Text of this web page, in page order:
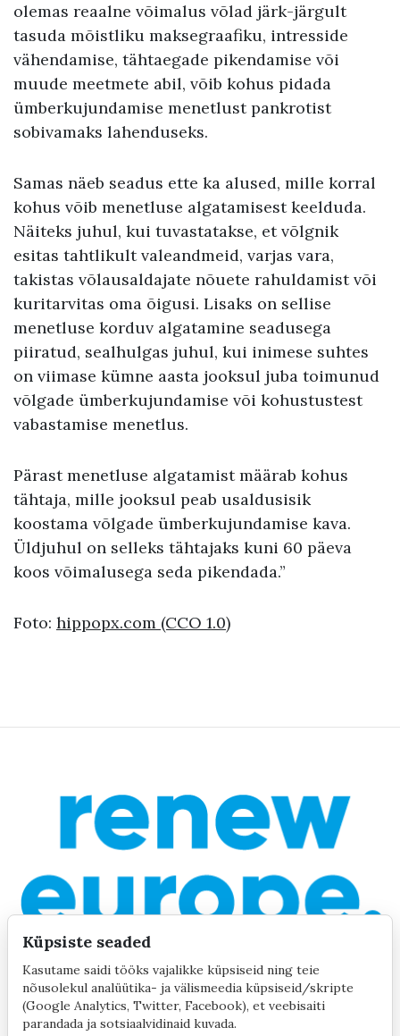
olemas reaalne võimalus võlad järk-järgult
tasuda mõistliku maksegraafiku, intresside
vähendamise, tähtaegade pikendamise või
muude meetmete abil, võib kohus pidada
ümberkujundamise menetlust pankrotist
sobivamaks lahenduseks.
Samas näeb seadus ette ka alused, mille korral
kohus võib menetluse algatamisest keelduda.
Näiteks juhul, kui tuvastatakse, et võlgnik
esitas tahtlikult valeandmeid, varjas vara,
takistas võlausaldajate nõuete rahuldamist või
kuritarvitas oma õigusi. Lisaks on sellise
menetluse korduv algatamine seadusega
piiratud, sealhulgas juhul, kui inimese suhtes
on viimase kümne aasta jooksul juba toimunud
võlgade ümberkujundamise või kohustustest
vabastamise menetlus.
Pärast menetluse algatamist määrab kohus
tähtaja, mille jooksul peab usaldusisik
koostama võlgade ümberkujundamise kava.
Üldjuhul on selleks tähtajaks kuni 60 päeva
koos võimalusega seda pikendada.”
Foto: hippopx.com (CCO 1.0)
©2020 by Yana Toom Küpsiste seaded
Küpsiste seaded
Kasutame saidi tööks vajalikke küpsiseid ning teie
nõusolekul analüütika- ja välismeedia küpsiseid/skripte
(Google Analytics, Twitter, Facebook), et veebisaiti
parandada ja sotsiaalvidinaid kuvada.